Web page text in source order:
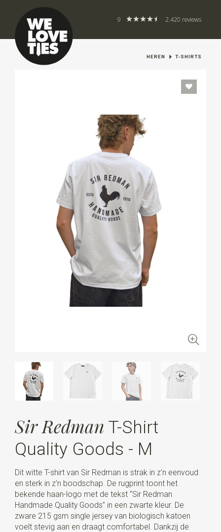
9 2.420 reviews
HEREN T-SHIRTS
Sir Redman T-Shirt
Quality Goods - M
Dit witte T-shirt van Sir Redman is strak in z’n eenvoud
en sterk in z’n boodschap. De rugprint toont het
bekende haan-logo met de tekst “Sir Redman
Handmade Quality Goods” in een zwarte kleur. De
zware 215 gsm single jersey van biologisch katoen
voelt stevig aan en draagt comfortabel. Dankzij de